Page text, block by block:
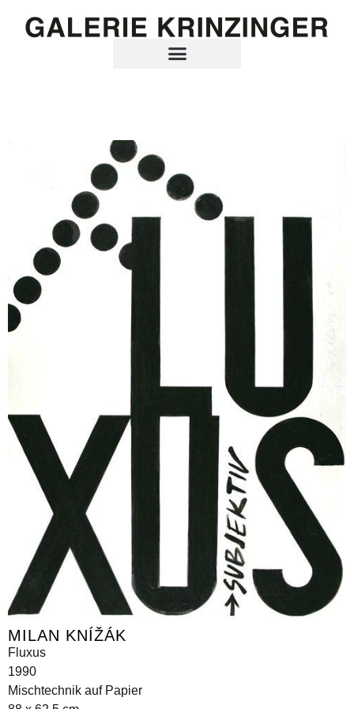
MILAN KNÍŽÁK
Fluxus
1990
Mischtechnik auf Papier